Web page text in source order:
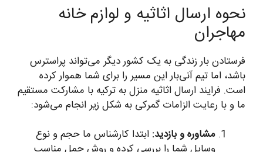
نحوه ارسال اثاثیه و لوازم خانه
مهاجران
فرستادن بار زندگی به یک کشور دیگر می‌تواند پراسترس
باشد، اما تیم آنی‌بار این مسیر را برای شما هموار کرده
است. فرایند ارسال اثاثیه منزل به ترکیه با مشارکت مستقیم
ما و با رعایت الزامات گمرکی به شکل زیر انجام می‌شود:
مشاوره و بازدید: ابتدا کارشناس ما حجم و نوع